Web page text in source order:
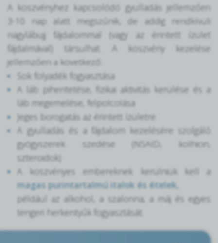
A köszvényhez kapcsolódó gyulladás jellemzően
3-10 nap alatt megszűnik, de addig rendkívüli
nagylábujj fájdalommal (vagy az érintett ízület
fájdalmával) társulhat. A köszvény kezelése
jellemzően a következő:
Sok folyadék fogyasztása
A láb pihentetése, fizikai aktivitás kerülése és a
láb megemelése, felpolcolása
Jeges borogatás az érintett ízületre
A gyulladás és a fájdalom kezelésére szolgáló
gyógyszerek szedése (NSAID, kolhicin,
szteroidok)
A köszvényes embereknek kerülniük kell a
magas purintartalmú italok és ételek
például az alkohol, a szalonna, a máj és egyes
tengeri herkentyűk fogyasztását.